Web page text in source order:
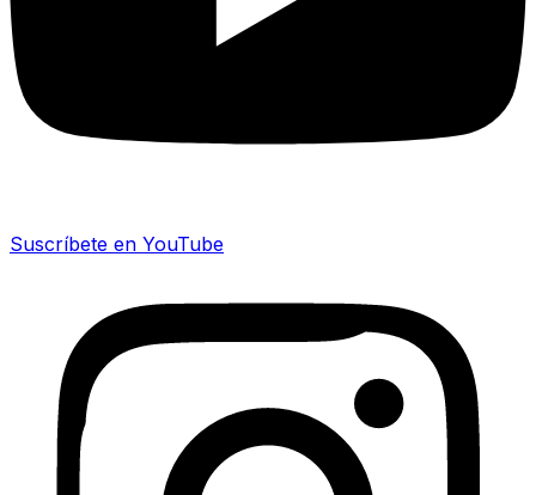
Suscríbete en YouTube